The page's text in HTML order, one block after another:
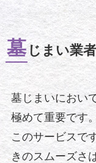
墓じまい業
墓じまいにおい
極めて重要です
このサービスで
きのスムーズさ